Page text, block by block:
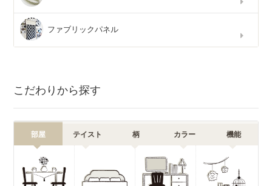
ファブリックパネル
こだわりから探す
部屋 テイスト 柄 カラー 機能